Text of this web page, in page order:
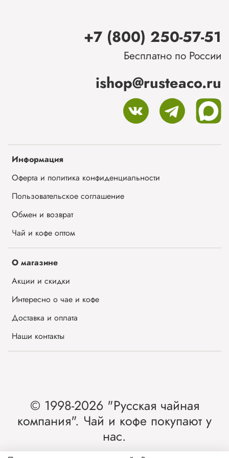
Информация
Оферта и политика конфиденциальности
Пользовательское соглашение
Обмен и возврат
Чай и кофе оптом
О магазине
Акции и скидки
Интересно о чае и кофе
Доставка и оплата
Наши контакты
+7 (800) 250-57-51
Бесплатно по России
ishop@rusteaco.ru
© 1998-2026 "Русская чайная
компания". Чай и кофе покупают у
нас.